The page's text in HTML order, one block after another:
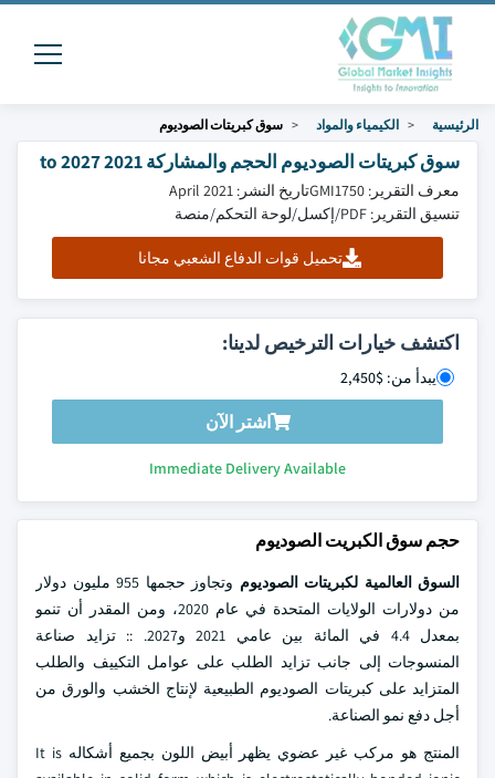
الرئيسية الكيمياء والمواد سوق كبريتات الصوديوم
سوق كبريتات الصوديوم الحجم والمشاركة 2021 to 2027
معرف التقرير: GMI1750
تاريخ النشر: April 2021
تنسيق التقرير: PDF/إكسل/لوحة التحكم/منصة
تحميل قوات الدفاع الشعبي مجانا
اكتشف خيارات الترخيص لدينا:
يبدأ من: $2,450
اشتر الآن
Immediate Delivery Available
حجم سوق الكبريت الصوديوم
السوق العالمية لكبريتات الصوديوم
وتجاوز حجمها 955 مليون دولار
من دولارات الولايات المتحدة في عام 2020، ومن المقدر أن تنمو
بمعدل 4.4 في المائة بين عامي 2021 و2027. :: تزايد صناعة
المنسوجات إلى جانب تزايد الطلب على عوامل التكييف والطلب
المتزايد على كبريتات الصوديوم الطبيعية لإنتاج الخشب والورق من
أجل دفع نمو الصناعة.
المنتج هو مركب غير عضوي يظهر أبيض اللون بجميع أشكاله It is